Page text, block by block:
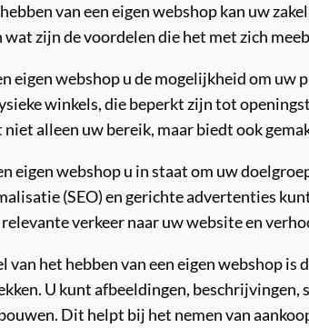
van een eigen webshop kan uw
wat zijn de voordelen die het met zich
eigen webshop u de mogelijkheid om uw
winkels, die beperkt zijn tot
alleen uw bereik, maar biedt ook
eigen webshop u in staat om uw
(SEO) en gerichte advertenties
verkeer naar uw website en
van het hebben van een eigen webshop
U kunt afbeeldingen,
Dit helpt bij het nemen van